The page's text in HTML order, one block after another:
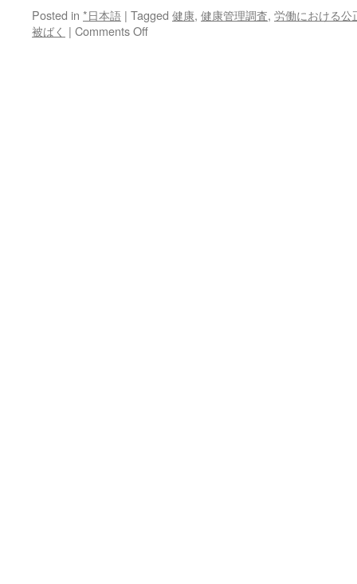
Posted in *日本語 | Tagged 健康, 健康管理調査, 労働における公
被ばく | Comments Offon